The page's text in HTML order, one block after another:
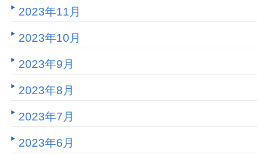
2023年11月
2023年10月
2023年9月
2023年8月
2023年7月
2023年6月